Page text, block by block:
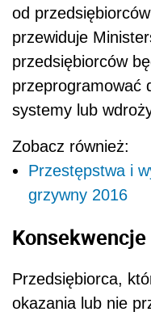
od
przewiduje
przedsiębiorców
przeprogramować
systemy lub
Zobacz również:
Przestępstwa i
grzywny 2016
Konsekwencje
Przedsiębiorca,
okazania lub nie